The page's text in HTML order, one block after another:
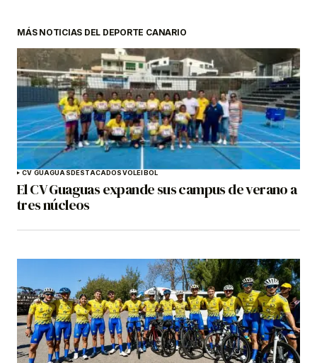
MÁS NOTICIAS DEL DEPORTE CANARIO
CV GUAGUASDESTACADOSVOLEIBOL
El CV Guaguas expande sus campus de verano a
tres núcleos